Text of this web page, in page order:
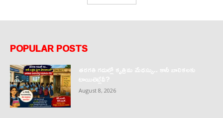
POPULAR POSTS
తరగతి గదుల్లో కృత్రిమ మేధస్సు.. కానీ బాలికలకు
టాయిలెట్లేవీ?
August 8, 2026